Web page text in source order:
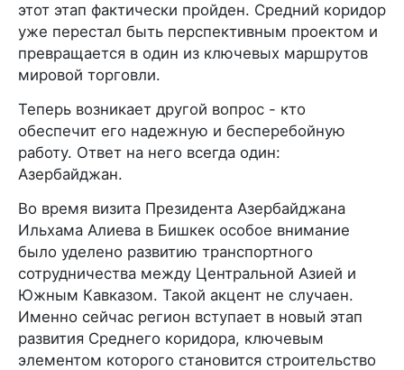
этот этап фактически пройден. Средний коридор
уже перестал быть перспективным проектом и
превращается в один из ключевых маршрутов
мировой торговли.
Теперь возникает другой вопрос - кто
обеспечит его надежную и бесперебойную
работу. Ответ на него всегда один:
Азербайджан.
Во время визита Президента Азербайджана
Ильхама Алиева в Бишкек особое внимание
было уделено развитию транспортного
сотрудничества между Центральной Азией и
Южным Кавказом. Такой акцент не случаен.
Именно сейчас регион вступает в новый этап
развития Среднего коридора, ключевым
элементом которого становится строительство